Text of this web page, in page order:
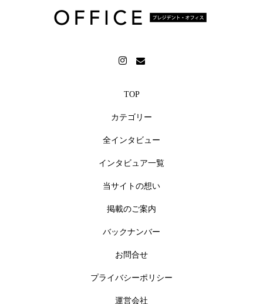
TOP
カテゴリー
全インタビュー
インタビュア一覧
当サイトの想い
掲載のご案内
バックナンバー
お問合せ
プライバシーポリシー
運営会社